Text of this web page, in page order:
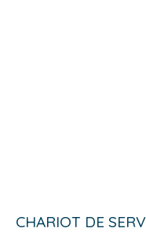
CHARIOT DE